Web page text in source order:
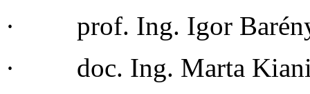
· prof. Ing. Igor
· doc. Ing. Marta